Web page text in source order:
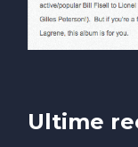
Ultime